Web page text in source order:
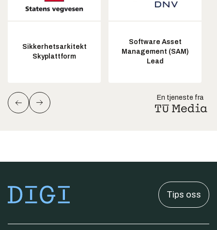
Sikkerhetsarkitekt
Skyplattform
Software Asset
Management (SAM)
Lead
En tjeneste fra
Tips oss